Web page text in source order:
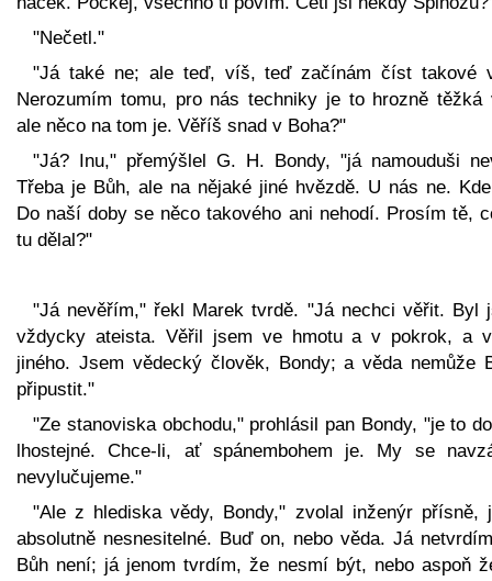
"Nečetl."
"Já také ne; ale teď, víš, teď začínám číst takové
Nerozumím tomu, pro nás techniky je to hrozně těžká
ale něco na tom je. Věříš snad v Boha?"
"Já? Inu," přemýšlel G. H. Bondy, "já namouduši
Třeba je Bůh, ale na nějaké jiné hvězdě. U nás ne.
Do naší doby se něco takového ani nehodí. Prosím tě,
tu dělal?"
"Já nevěřím," řekl Marek tvrdě. "Já nechci věřit. Byl
vždycky ateista. Věřil jsem ve hmotu a v pokrok, a
jiného. Jsem vědecký člověk, Bondy; a věda nemůže
připustit."
"Ze stanoviska obchodu," prohlásil pan Bondy, "je to
lhostejné. Chce-li, ať spánembohem je. My se
nevylučujeme."
"Ale z hlediska vědy, Bondy," zvolal inženýr přísně,
absolutně nesnesitelné. Buď on, nebo věda. Já
Bůh není; já jenom tvrdím, že nesmí být, nebo aspoň